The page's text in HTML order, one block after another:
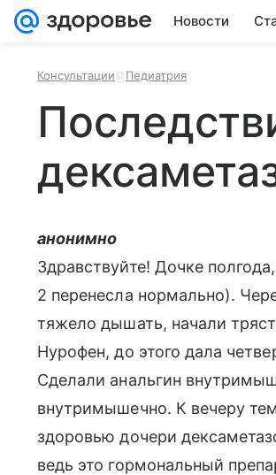
Новости
Консультации Педиатрия
анонимно
Здравствуйте! Дочке
2 перенесла нормально).
тяжело дышать, начали
Нурофен, до этого дала
Сделали анальгин
внутримышечно. К вечеру
здоровью дочери
ведь это гормональный